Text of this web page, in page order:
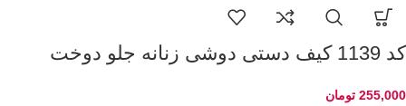
کد 1139 کیف دستی دوشی زنانه جلو دوخت
255,000 تومان